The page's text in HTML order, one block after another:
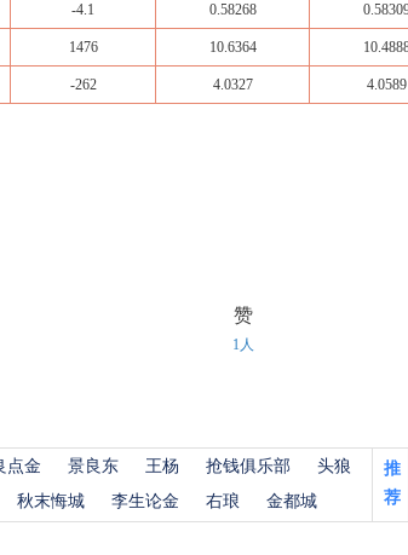
-4.1 0.58268
1476 10.6364
-262 4.0327 4.0589
赞
1人
点金 景良东 王杨 抢钱俱乐部
头狼
秋末悔城 李生论金 右琅 金都城
推
荐